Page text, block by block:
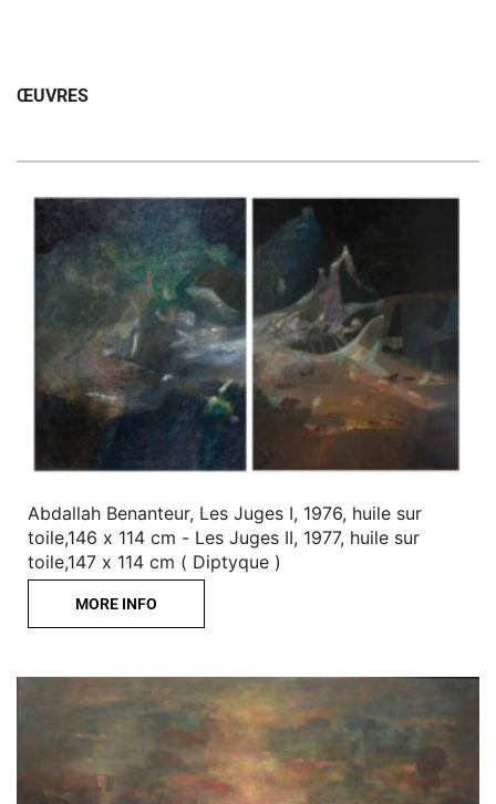
ŒUVRES
Abdallah Benanteur, Les Juges I, 1976, huile sur
toile,146 x 114 cm - Les Juges II, 1977, huile sur
toile,147 x 114 cm ( Diptyque )
MORE INFO